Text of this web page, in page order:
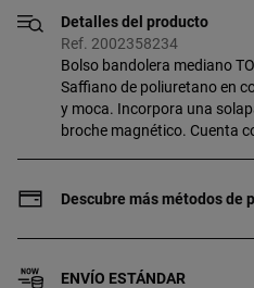
Detalles del producto
Ref. 2002358234
Bolso bandolera mediano
Saffiano de poliuretano en
y moca. Incorpora una
broche magnético. Cuenta
delantera. Asa de hombro fija
(alto x ancho x fondo): 17 x
Descubre más métodos de
ENVÍO ESTÁNDAR